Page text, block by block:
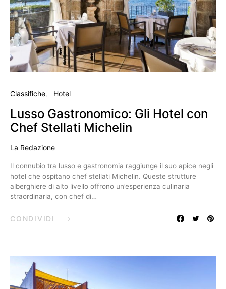
Classifiche Hotel
Lusso Gastronomico: Gli Hotel con
Chef Stellati Michelin
La Redazione
Il connubio tra lusso e gastronomia raggiunge il suo apice negli
hotel che ospitano chef stellati Michelin. Queste strutture
alberghiere di alto livello offrono un’esperienza culinaria
straordinaria, con chef di…
CONDIVIDI